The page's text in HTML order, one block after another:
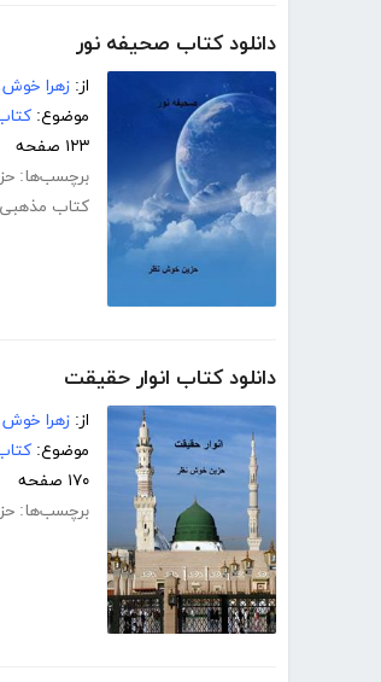
دانلود کتاب صحیفه نور
از: زهرا خوش
موضوع:
۱۲۳ صفحه
برچسب‌ها:
کتاب مذهبی
دانلود کتاب انوار حقیقت
از: زهرا خوش
موضوع:
۱۷۰ صفحه
برچسب‌ها: